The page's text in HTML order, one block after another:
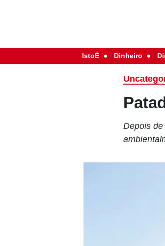
IstoÉ Dinheiro
Depois